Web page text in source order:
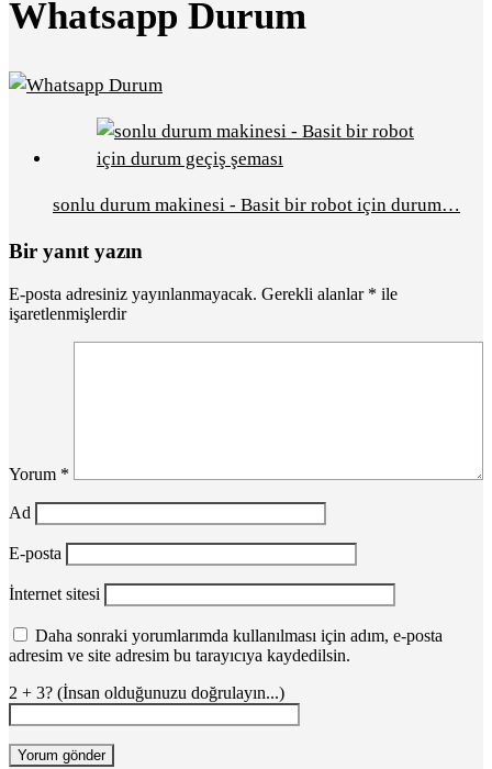
Whatsapp Durum
sonlu durum makinesi - Basit bir robot için durum…
Bir yanıt yazın
E-posta adresiniz yayınlanmayacak. Gerekli alanlar * ile
işaretlenmişlerdir
Yorum *
Ad
E-posta
İnternet sitesi
Daha sonraki yorumlarımda kullanılması için adım, e-posta
adresim ve site adresim bu tarayıcıya kaydedilsin.
2 + 3? (İnsan olduğunuzu doğrulayın...)